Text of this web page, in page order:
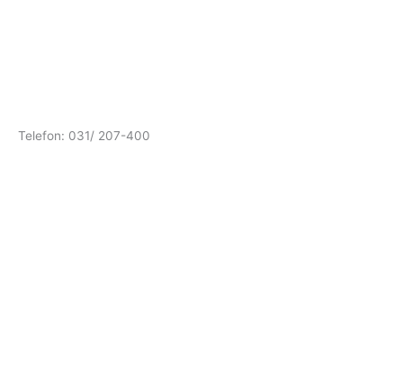
Telefon: 031/ 207-400